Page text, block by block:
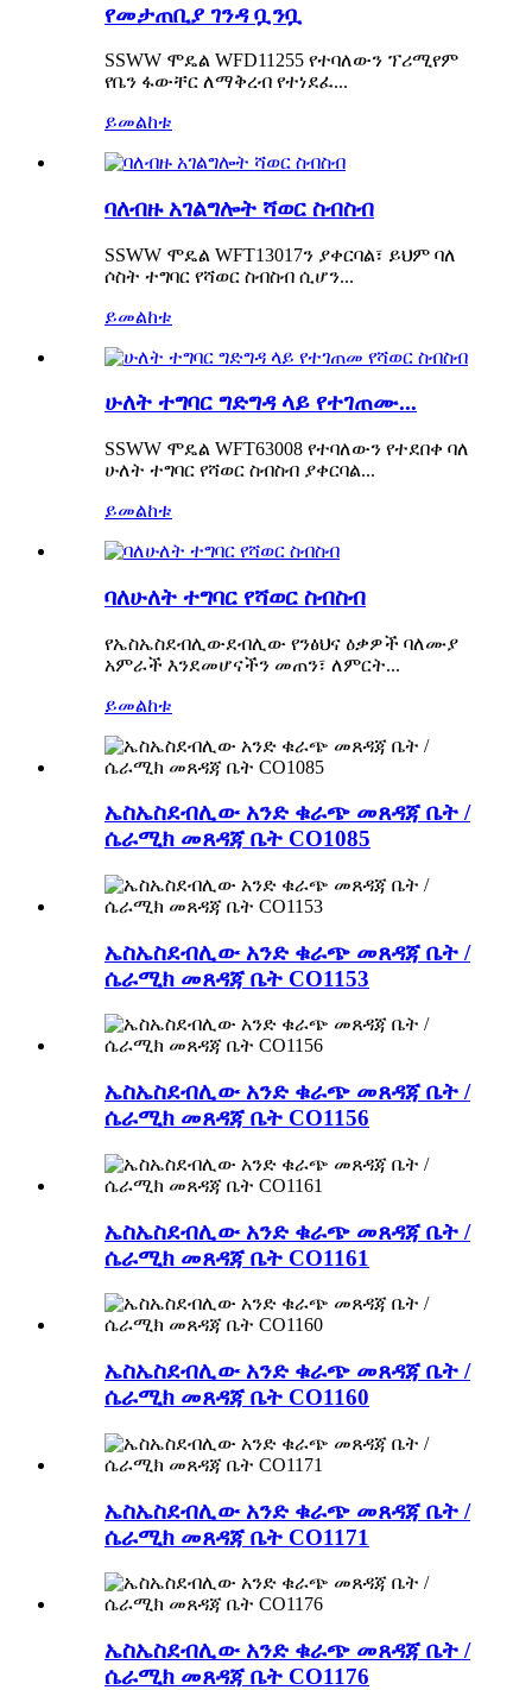
የመታጠቢያ ገንዳ ቧንቧ
SSWW ሞዴል WFD11255 የተባለውን ፕሪሚየም
የቤን ፋውቸር ለማቅረብ የተነደፈ...
ይመልከቱ
ባለብዙ አገልግሎት ሻወር ስብስብ
SSWW ሞዴል WFT13017ን ያቀርባል፣ ይህም ባለ
ሶስት ተግባር የሻወር ስብስብ ሲሆን...
ይመልከቱ
ሁለት ተግባር ግድግዳ ላይ የተገጠሙ...
SSWW ሞዴል WFT63008 የተባለውን የተደበቀ ባለ
ሁለት ተግባር የሻወር ስብስብ ያቀርባል...
ይመልከቱ
ባለሁለት ተግባር የሻወር ስብስብ
የኤስኤስደብሊውደብሊው የንፅህና ዕቃዎች ባለሙያ
አምራች እንደመሆናችን መጠን፣ ለምርት...
ይመልከቱ
ኤስኤስደብሊው አንድ ቁራጭ መጸዳጃ ቤት /
ሴራሚክ መጸዳጃ ቤት CO1085
ኤስኤስደብሊው አንድ ቁራጭ መጸዳጃ ቤት /
ሴራሚክ መጸዳጃ ቤት CO1153
ኤስኤስደብሊው አንድ ቁራጭ መጸዳጃ ቤት /
ሴራሚክ መጸዳጃ ቤት CO1156
ኤስኤስደብሊው አንድ ቁራጭ መጸዳጃ ቤት /
ሴራሚክ መጸዳጃ ቤት CO1161
ኤስኤስደብሊው አንድ ቁራጭ መጸዳጃ ቤት /
ሴራሚክ መጸዳጃ ቤት CO1160
ኤስኤስደብሊው አንድ ቁራጭ መጸዳጃ ቤት /
ሴራሚክ መጸዳጃ ቤት CO1171
ኤስኤስደብሊው አንድ ቁራጭ መጸዳጃ ቤት /
ሴራሚክ መጸዳጃ ቤት CO1176